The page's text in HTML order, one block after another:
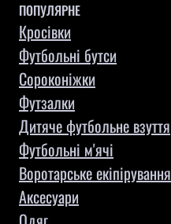
ПОПУЛЯРНЕ
Кросівки
Футбольні бутси
Сороконіжки
Футзалки
Дитяче футбольне взуття
Футбольні м'ячі
Воротарське екіпірування
Aксесуари